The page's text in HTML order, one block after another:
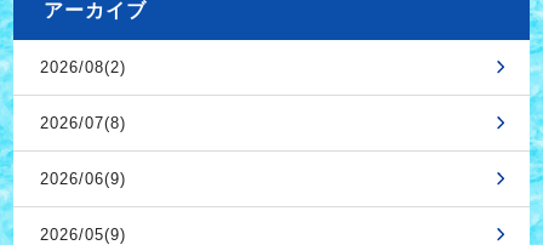
アーカイブ
2026/08(2)
2026/07(8)
2026/06(9)
2026/05(9)